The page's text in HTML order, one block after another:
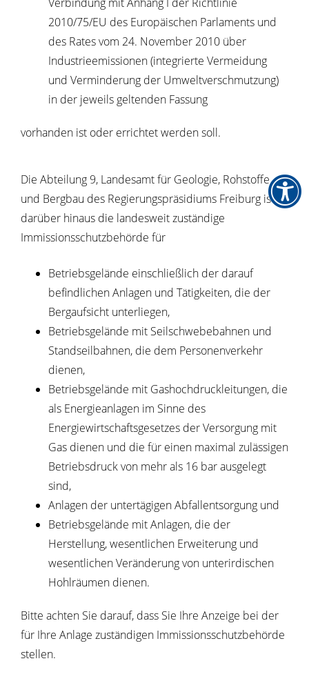
2010/75/EU des Europäischen Parlaments und
des Rates vom 24. November 2010 über
Industrieemissionen (integrierte Vermeidung
und Verminderung der Umweltverschmutzung)
in der jeweils geltenden Fassung
vorhanden ist oder errichtet werden soll.
Die Abteilung 9, Landesamt für Geologie, Rohstoffe
und Bergbau des Regierungspräsidiums Freiburg ist
darüber hinaus die landesweit zuständige
Immissionsschutzbehörde für
Betriebsgelände einschließlich der darauf
befindlichen Anlagen und Tätigkeiten, die der
Bergaufsicht unterliegen,
Betriebsgelände mit Seilschwebebahnen und
Standseilbahnen, die dem Personenverkehr
dienen,
Betriebsgelände mit Gashochdruckleitungen, die
als Energieanlagen im Sinne des
Energiewirtschaftsgesetzes der Versorgung mit
Gas dienen und die für einen maximal zulässigen
Betriebsdruck von mehr als 16 bar ausgelegt
sind,
Anlagen der untertägigen Abfallentsorgung und
Betriebsgelände mit Anlagen, die der
Herstellung, wesentlichen Erweiterung und
wesentlichen Veränderung von unterirdischen
Hohlräumen dienen.
Bitte achten Sie darauf, dass Sie Ihre Anzeige bei der
für Ihre Anlage zuständigen Immissionsschutzbehörde
stellen.